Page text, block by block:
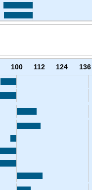
100 112 124 136